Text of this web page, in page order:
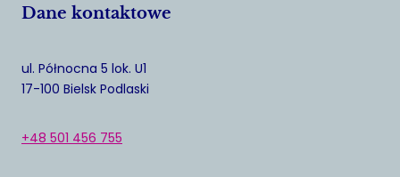
Dane kontaktowe
ul. Północna 5 lok. U1
17-100 Bielsk Podlaski
+48 501 456 755